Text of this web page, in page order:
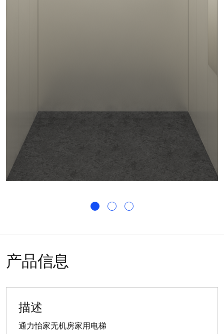
产品信息
描述
通力怡家无机房家用电梯